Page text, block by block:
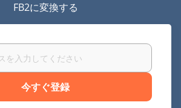
FB2に変換する
今すぐ登録